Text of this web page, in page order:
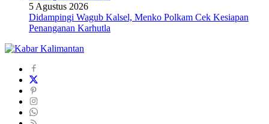
5 Agustus 2026
Didampingi Wagub Kalsel, Menko Polkam Cek Kesiapan
Penanganan Karhutla